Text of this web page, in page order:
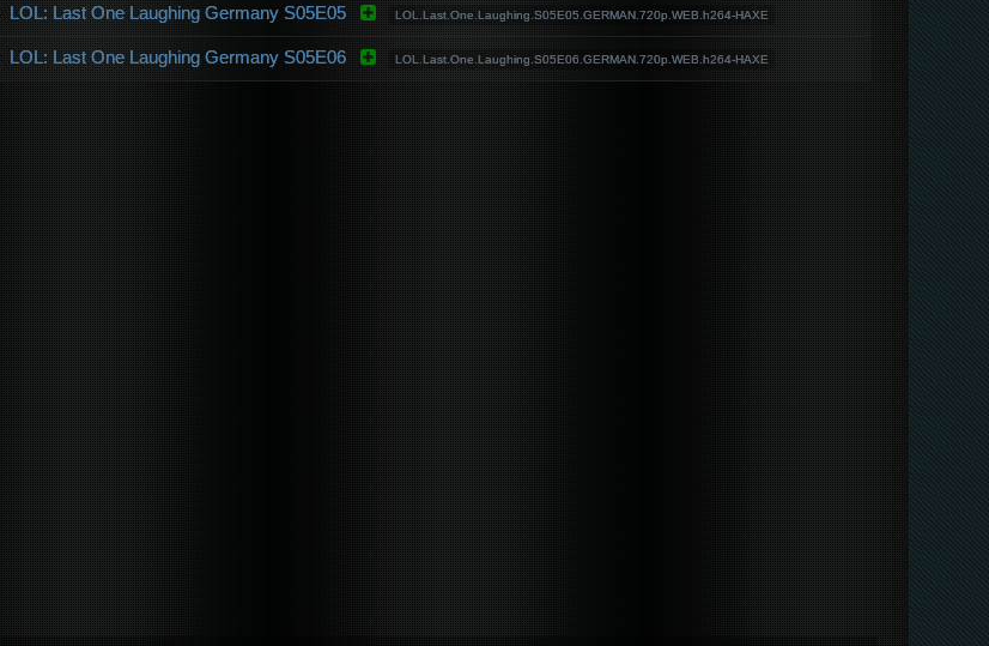
LOL: Last One Laughing Germany S05E05 LOL.Last.One.Laughing.S05E05.GERMAN.720p.WEB.h264-HAXE
LOL: Last One Laughing Germany S05E06 LOL.Last.One.Laughing.S05E06.GERMAN.720p.WEB.h264-HAXE